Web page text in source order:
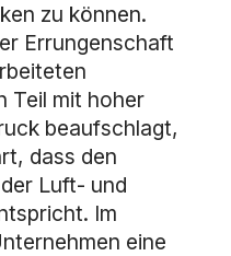
zu können.
Errungenschaft
Teil mit hoher
beaufschlagt,
dass den
der Luft- und
Im
eine